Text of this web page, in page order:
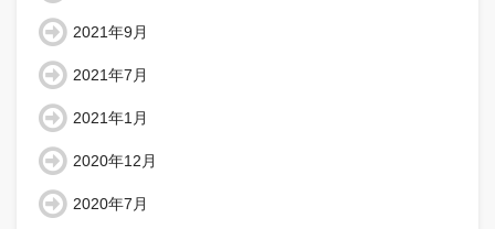
2021年9月
2021年7月
2021年1月
2020年12月
2020年7月